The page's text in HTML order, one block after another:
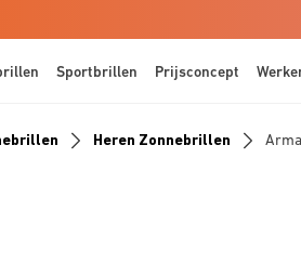
Sportbrillen Prijsconcept
Heren Zonnebrillen